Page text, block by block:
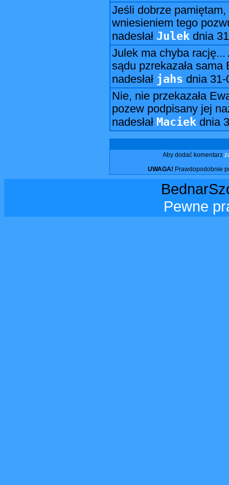
Jeśli dobrze pamiętam,
wniesieniem tego
nadesłał Julek dnia
Julek ma chyba
sądu pzrekazała sama
nadesłał jahs dnia 31-
Nie, nie przekazała
pozew podpisany jej
nadesłał Maciek dnia
Aby dodać komentarz
UWAGA! Prawdopodobnie
Pewne